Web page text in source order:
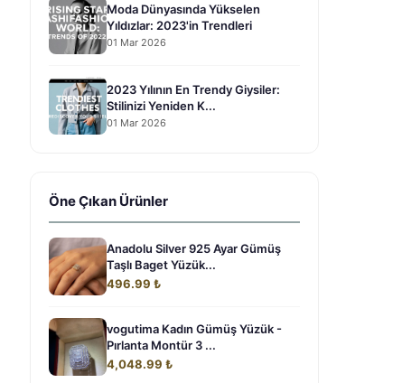
Moda Dünyasında Yükselen
Yıldızlar: 2023'in Trendleri
01 Mar 2026
2023 Yılının En Trendy Giysiler:
Stilinizi Yeniden K...
01 Mar 2026
Öne Çıkan Ürünler
Anadolu Silver 925 Ayar Gümüş
Taşlı Baget Yüzük...
496.99 ₺
vogutima Kadın Gümüş Yüzük -
Pırlanta Montür 3 ...
4,048.99 ₺